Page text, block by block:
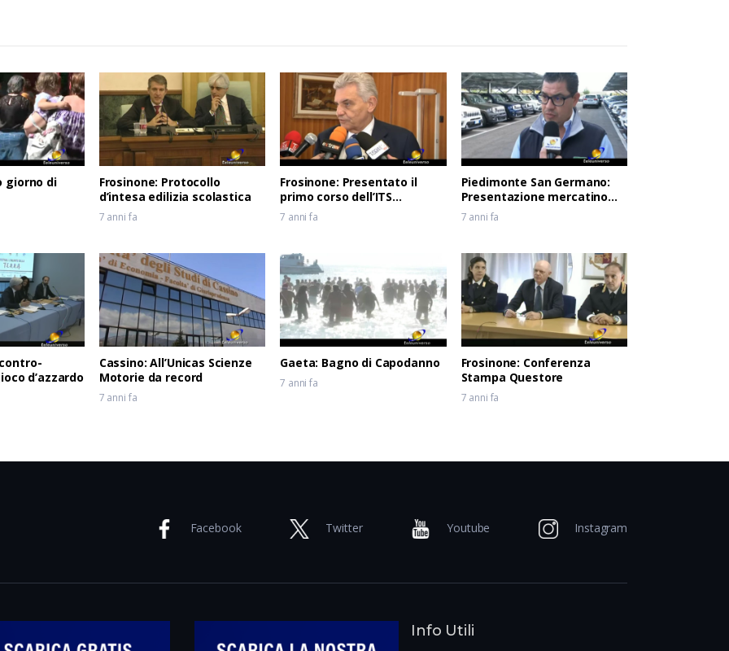
giorno di
Frosinone: Protocollo
d’intesa edilizia scolastica
7 anni fa
Frosinone: Presentato il
primo corso dell’ITS
Meccatronico del Lazio
7 anni fa
Piedimonte San Germano:
Presentazione mercatino
usato
7 anni fa
d’azzardo
Cassino: All’Unicas Scienze
Motorie da record
7 anni fa
Gaeta: Bagno di Capodanno
7 anni fa
Frosinone: Conferenza
Stampa Questore
7 anni fa
Facebook Twitter Youtube Instagram
Info Utili